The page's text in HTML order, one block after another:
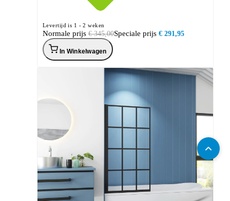
Levertijd is 1 - 2 weken
Speciale prijs € 291,95
Normale prijs € 345,00
In Winkelwagen